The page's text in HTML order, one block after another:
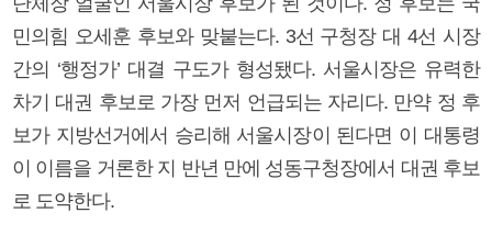
민의힘 오세훈 후보와 맞붙는다. 3선 구청장 대 4선 시장
간의 ‘행정가’ 대결 구도가 형성됐다. 서울시장은 유력한
차기 대권 후보로 가장 먼저 언급되는 자리다. 만약 정 후
보가 지방선거에서 승리해 서울시장이 된다면 이 대통령
이 이름을 거론한 지 반년 만에 성동구청장에서 대권 후보
로 도약한다.